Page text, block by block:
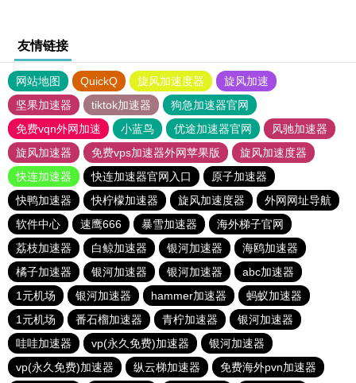
友情链接
网站地图 QuickQ 旋风加速度器
旋风加速
坚果加速器
tiktok加速器
狗急加速器官网
免费vqn外网加速
小蓝鸟 优途加速器官网
风驰加速器
旋风加速器
免费vps加速器外网苹果版
旋风加速度器
快连加速器
快连加速器官网入口
原子加速器
快鸭加速器
快柠檬加速器 旋风加速度器
外网网址导航
软件中心
速鹰666 暴雪加速器
海外梯子官网
荔枝加速器
白鲸加速器 银河加速器
海鸥加速器
橘子加速器
银河加速器 银河加速器
abc加速器
1元机场
银河加速器 hammer加速器
蚂蚁加速器
1元机场
番石榴加速器 青柠加速器
银河加速器
哇哇加速器
vp(永久免费)加速器
银河加速器
vp(永久免费)加速器
纵云梯加速器 免费海外pvn加速器